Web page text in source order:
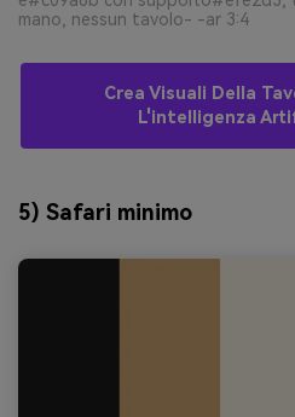
mano, nessun tavolo- -ar 3:4
Crea Visuali Della
L'intelligenza
5) Safari minimo